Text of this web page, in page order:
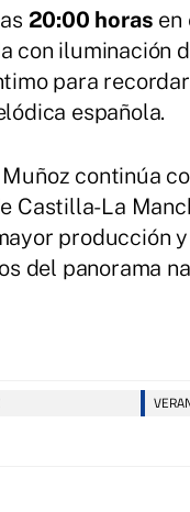
20:00 horas en
con iluminación
para
española.
continúa
Castilla-La
producción
del panorama